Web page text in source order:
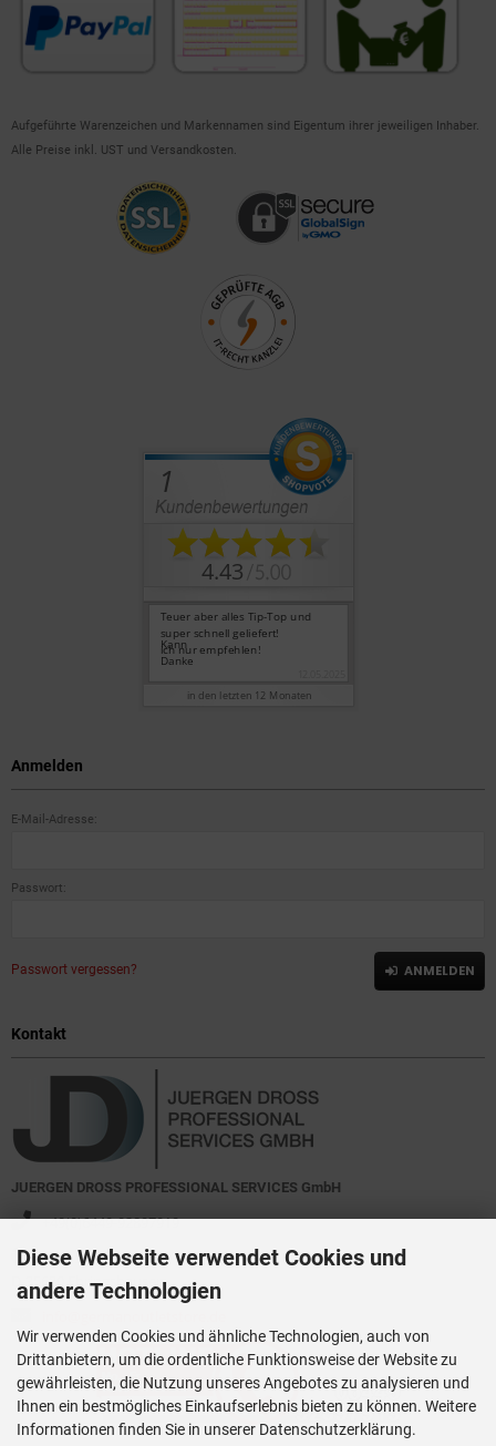
Aufgeführte Warenzeichen und Markennamen sind Eigentum ihrer jeweiligen Inhaber.
Alle Preise inkl. UST und Versandkosten.
Anmelden
E-Mail-Adresse:
Passwort:
Passwort vergessen? ANMELDEN
Kontakt
JUERGEN DROSS PROFESSIONAL SERVICES GmbH
+49(0)6449-92897919
Kirchstraße 44
D-35630 Ehringshausen
Diese Webseite verwendet Cookies und
andere Technologien
Wir verwenden Cookies und ähnliche Technologien, auch von
Drittanbietern, um die ordentliche Funktionsweise der Website zu
gewährleisten, die Nutzung unseres Angebotes zu analysieren und
Ihnen ein bestmögliches Einkaufserlebnis bieten zu können. Weitere
Informationen finden Sie in unserer Datenschutzerklärung.